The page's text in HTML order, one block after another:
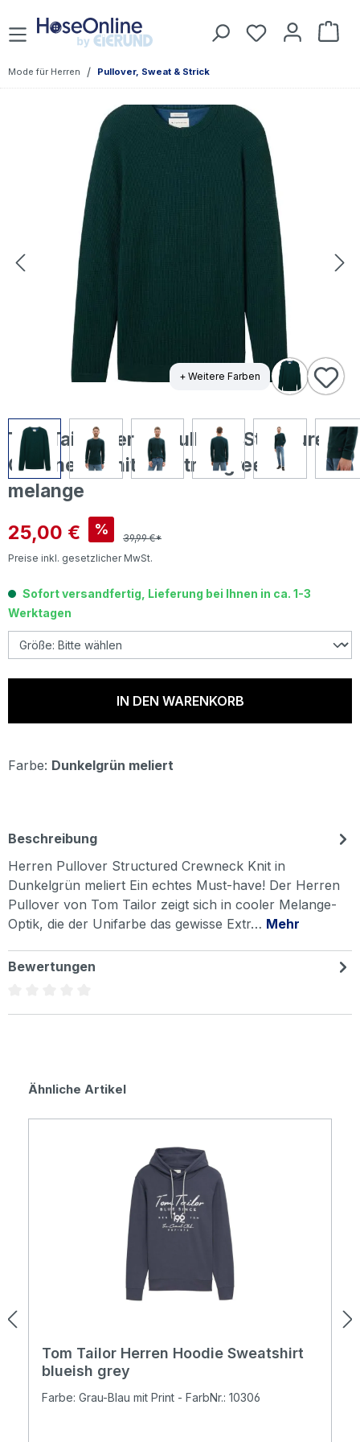
Zum Hauptinhalt springen Du hast 0
Mode für Herren / Pullover, Sweat & Strick
Bildergalerie überspringen
+ Weitere Farben
Tom Tailor Herren Pullover Structured
Crewneck Knit dark tree green
melange
Verkaufspreis:
25,00 € %
39,99 €*
Preise inkl. gesetzlicher MwSt.
Sofort versandfertig, Lieferung bei Ihnen in ca. 1-3
Werktagen
IN DEN WARENKORB
Farbe: Dunkelgrün meliert
Beschreibung
Herren Pullover Structured Crewneck Knit in
Dunkelgrün meliert Ein echtes Must-have! Der Herren
Pullover von Tom Tailor zeigt sich in cooler Melange-
Optik, die der Unifarbe das gewisse Extr… Mehr
Bewertungen
Produktgalerie überspringen
Ähnliche Artikel
Tom Tailor Herren Hoodie Sweatshirt
blueish grey
Farbe: Grau-Blau mit Print - FarbNr.: 10306